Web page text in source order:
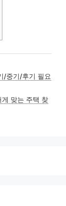
/중기/후기 필요
맞는 주택 찾